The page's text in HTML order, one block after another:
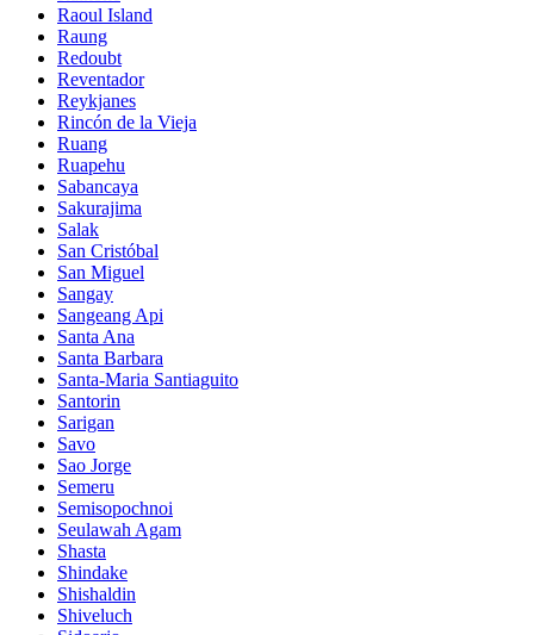
Raoul Island
Raung
Redoubt
Reventador
Reykjanes
Rincón de la Vieja
Ruang
Ruapehu
Sabancaya
Sakurajima
Salak
San Cristóbal
San Miguel
Sangay
Sangeang Api
Santa Ana
Santa Barbara
Santa-Maria Santiaguito
Santorin
Sarigan
Savo
Sao Jorge
Semeru
Semisopochnoi
Seulawah Agam
Shasta
Shindake
Shishaldin
Shiveluch